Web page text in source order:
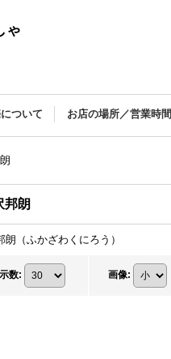
ゃ
ついて お店の場所／営業時間
邦朗
朗（ふかざわくにろう）
数: 画像: